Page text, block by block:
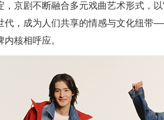
，京剧不断融合多元戏曲艺术形式，
代，成为人们共享的情感与文化纽
核相呼应。